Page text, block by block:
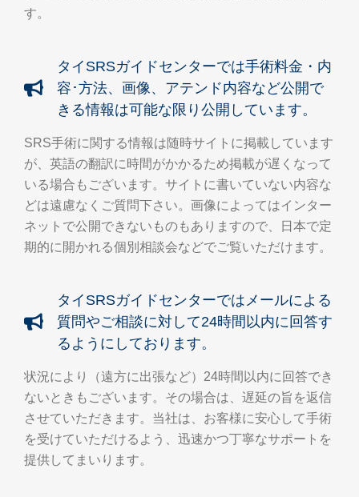
す。
タイSRSガイドセンターでは手術料金・内
容･方法、画像、アテンド内容など公開で
きる情報は可能な限り公開しています。
SRS手術に関する情報は随時サイトに掲載しています
が、英語の翻訳に時間がかかるため掲載が遅くなって
いる場合もございます。サイトに書いていない内容な
どは遠慮なくご質問下さい。画像によってはインター
ネットで公開できないものもありますので、日本で定
期的に開かれる個別相談会などでご覧いただけます。
タイSRSガイドセンターではメールによる
質問やご相談に対して24時間以内に回答す
るようにしております。
状況により（遠方に出張など）24時間以内に回答でき
ないときもございます。その場合は、遅延の旨を返信
させていただきます。当社は、お客様に安心して手術
を受けていただけるよう、迅速かつ丁寧なサポートを
提供してまいります。